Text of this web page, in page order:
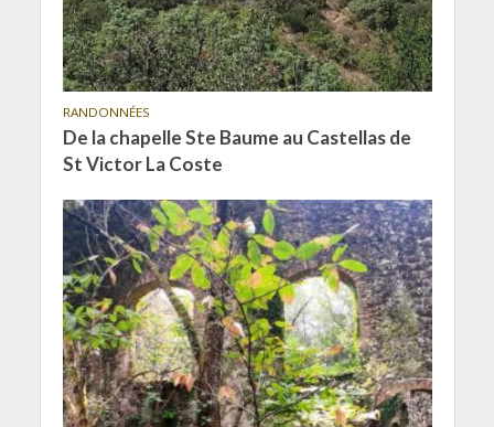
RANDONNÉES
De la chapelle Ste Baume au Castellas de
St Victor La Coste